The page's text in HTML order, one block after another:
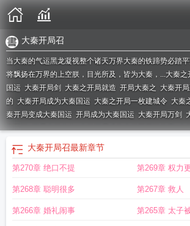
大秦开局召
当大秦的气运黑龙凝视整个诸天万界大秦的铁蹄势必踏
将飘扬在万界的上空朕，目光所及，皆为大秦，...大秦之
国运 大秦开局剑 大秦之开局就造 开局大秦之 大秦开
的 大秦开局成为大秦国运 大秦之开局一枚建城令 大秦
秦开局变成大秦国运 开局成为大秦国运 大秦开局万剑
秦国运开局大秦之主大秦开局成为大秦国国运免费大
大秦国国运
大秦 开局大秦开局建运朝平诸天万界
国气运
大秦开局召最新章节
第270章 绝口不提 第269章 权力
第268章 聪明很多 第267章 救人
第266章 婚礼闹事 第265章 太子